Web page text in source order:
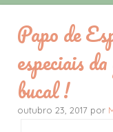
Papo de
especiais
bucal !
outubro 23, 2017 por